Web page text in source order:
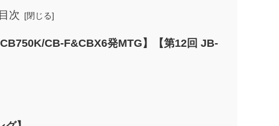
目次
CB-F&CBX6発MTG】【第12回 JB-